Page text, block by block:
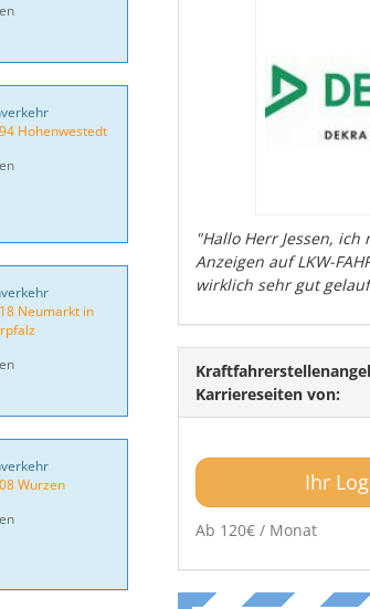
Hohenwestedt
Neumarkt in
Wurzen
"Hallo Herr Jessen, ich
Anzeigen auf LKW-
wirklich sehr gut
Karriereseiten von:
Ihr
Ab 120€ / Monat